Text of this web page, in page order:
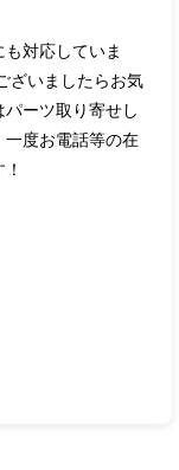
対応していま
ざいましたらお気
ーツ取り寄せし
一度お電話等の在